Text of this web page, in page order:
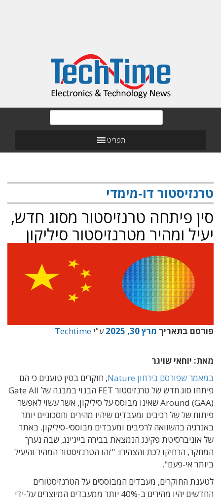
תפריט
טרנזיסטור דו-מימדי
סין פיתחה טרנזיסטור מסוג חדש,
יעיל ומהיר מטרנזיסטור סיליקון
פורסם בתאריך מרץ 30, 2025 ע"י Techtime
מאת: יוחאי שויגר
במאמר שפורסם בירחון Nature
, חוקרים בסין טוענים כי הם
פיתחו סוג חדש של טרנזיסטור FET הבנוי במבנה של
Gate All
Around (GAA)
שאינו מבוסס על סיליקון, אשר עשוי לאפשר
פיתוח של של רכיבים ומעבדים שיהיו מהירים וחסכוניים יותר
באנרגיה בהשוואה לרכיבים ומעבדים מבוססי-סיליקון. באתר
של אוניברסיטת פקינג הנמצאת בבירה בייג'ינג, שבה נערך
המחקר, הרחיקו לכת והצהירו: "זהו הטרנזיסטור המהיר והיעיל
ביותר אי-פעם".
לטענת החוקרים, מעבדים המבוססים על הטרנזיסטורים
החדשים יהיו מהירים ב-40% יותר ממעבדים המיוצרים על-ידי